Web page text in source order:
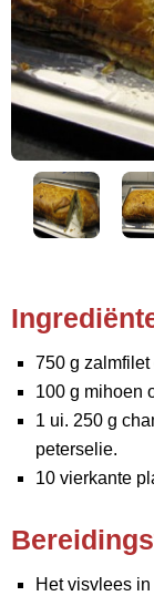
750 g zalmfilet
100 g mihoen
1 ui. 250 g
peterselie.
10 vierkante
Het visvlees